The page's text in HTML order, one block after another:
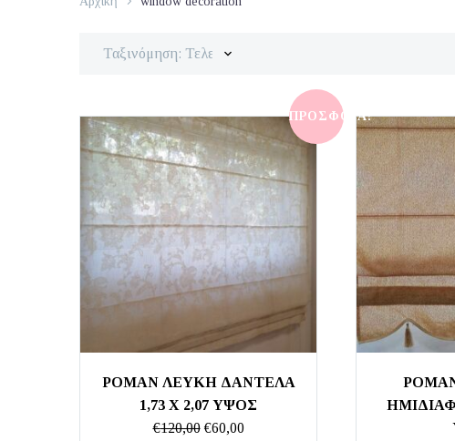
Ταξινόμηση: Τελευταία
ΠΡΟΣΦΟΡΆ!
ΡΟΜΑΝ ΛΕΥΚΗ ΔΑΝΤΕΛΑ
1,73 Χ 2,07 ΥΨΟΣ
€120,00 Original
€60,00Η